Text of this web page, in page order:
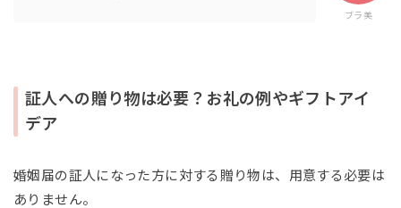
ブラ美
証人への贈り物は必要？お礼の例やギフトアイ
デア
婚姻届の証人になった方に対する贈り物は、用意する必要は
ありません。